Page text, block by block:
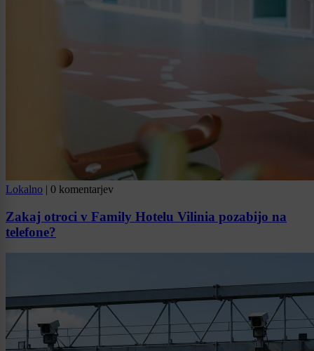
Lokalno | 0 komentarjev
Zakaj otroci v Family Hotelu Vilinia pozabijo na
telefone?